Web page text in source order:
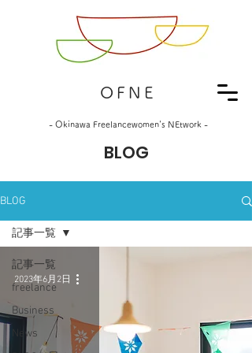
OFNE
- Okinawa Freelancewomen's NEtwork -
BLOG
BLOG
記事一覧
freelance
Business
News
記事一覧
2023年6月2日